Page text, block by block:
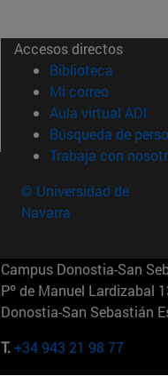
Accesos directos
Biblioteca (abre
Mi correo(abre en
Aula virtual ADI
Búsqueda de
Trabaja con
© Universidad de
Navarra
Campus Donostia-San
Pº de Manuel Lardizabal
Donostia-San Sebastián
T.+34 943 21 98 77